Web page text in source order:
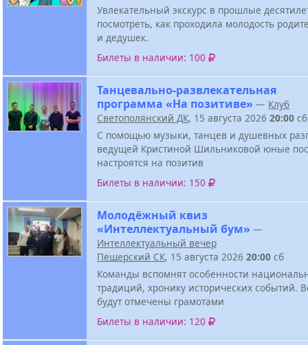
Увлекательный экскурс в прошлые
посмотреть, как проходила молодость
и дедушек.
Билеты в наличии: 100
Танцевально-развлекательная
программа «На позитиве» — Клуб
Светополянский ДК, 15 августа 2026 20:00 сб
С помощью музыки, танцев и душевных
ведущей Кристиной Шильниковой юные
настроятся на позитив
Билеты в наличии: 150
Молодёжный квиз
«Интеллектуальный бум» —
Интеллектуальный вечер
Пещерский СК, 15 августа 2026 20:00 сб
Команды вспомнят особенности
традиций, хронику исторических событий.
будут отмечены грамотами
Билеты в наличии: 120